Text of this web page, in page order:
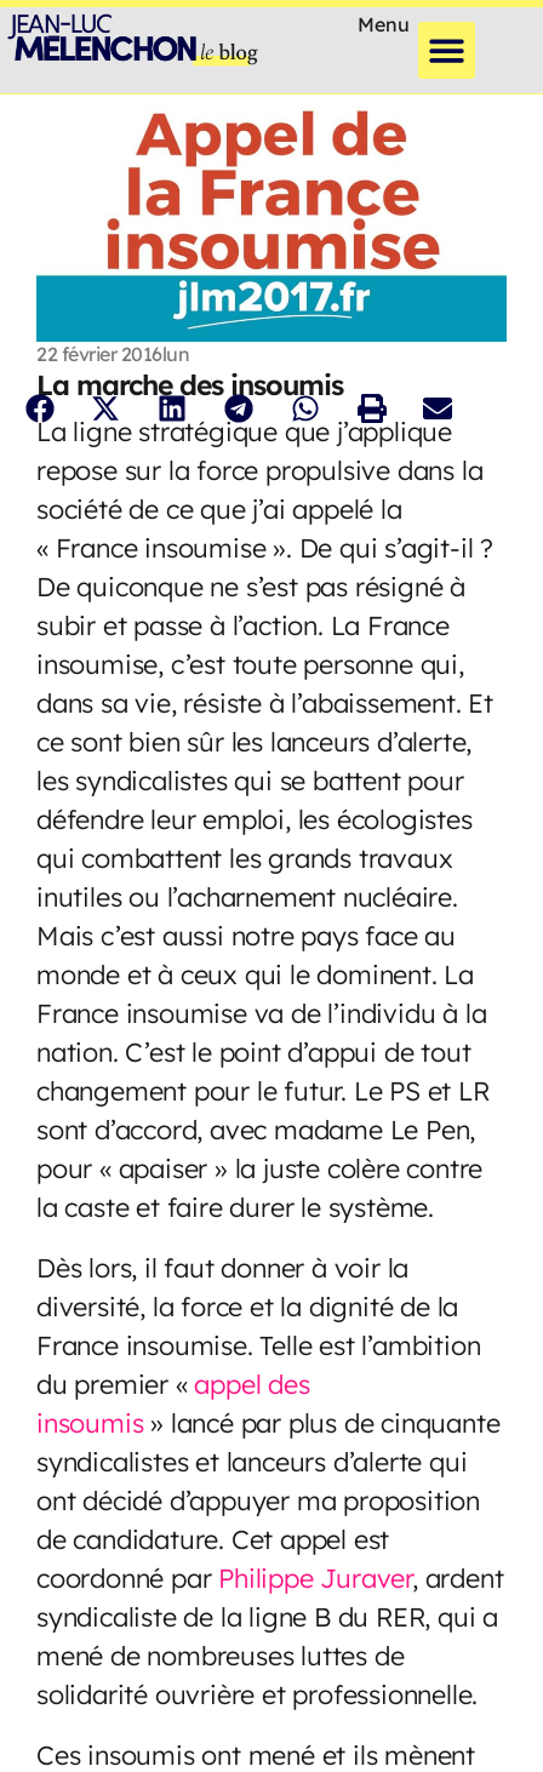
Menu
22 février 2016lun
La marche des insoumis
La ligne stratégique que j’applique
repose sur la force propulsive dans la
société de ce que j’ai appelé la
« France insoumise ». De qui s’agit-il ?
De quiconque ne s’est pas résigné à
subir et passe à l’action. La France
insoumise, c’est toute personne qui,
dans sa vie, résiste à l’abaissement. Et
ce sont bien sûr les lanceurs d’alerte,
les syndicalistes qui se battent pour
défendre leur emploi, les écologistes
qui combattent les grands travaux
inutiles ou l’acharnement nucléaire.
Mais c’est aussi notre pays face au
monde et à ceux qui le dominent. La
France insoumise va de l’individu à la
nation. C’est le point d’appui de tout
changement pour le futur. Le PS et LR
sont d’accord, avec madame Le Pen,
pour « apaiser » la juste colère contre
la caste et faire durer le système.
Dès lors, il faut donner à voir la
diversité, la force et la dignité de la
France insoumise. Telle est l’ambition
du premier «appel des
insoumis» lancé par plus de cinquante
syndicalistes et lanceurs d’alerte qui
ont décidé d’appuyer ma proposition
de candidature. Cet appel est
coordonné par Philippe Juraver, ardent
syndicaliste de la ligne B du RER, qui a
mené de nombreuses luttes de
solidarité ouvrière et professionnelle.
Ces insoumis ont mené et ils mènent